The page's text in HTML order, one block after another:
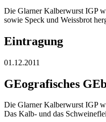
Die Glarner Kalberwurst IGP
sowie Speck und Weissbrot
Eintragung
01.12.2011
GEografisches
Die Glarner Kalberwurst IGP
Das Kalb- und das